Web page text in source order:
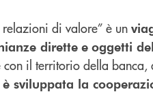
di valore” è un
dirette e oggetti
il territorio della
sviluppata la